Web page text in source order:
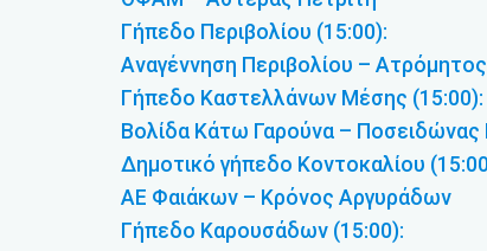
Γήπεδο Περιβολίου (15:00):
Αναγέννηση Περιβολίου –
Γήπεδο Καστελλάνων Μέσης (15:00):
Βολίδα Κάτω Γαρούνα – Ποσειδώνας
Δημοτικό γήπεδο Κοντοκαλίου
ΑΕ Φαιάκων – Κρόνος Αργυράδων
Γήπεδο Καρουσάδων (15:00):